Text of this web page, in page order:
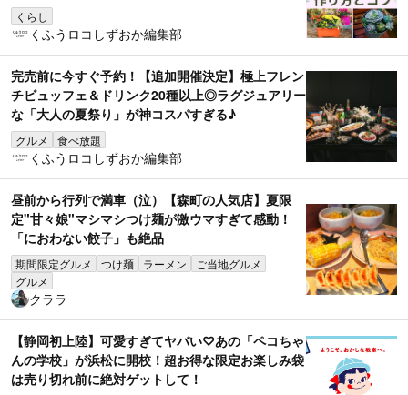
くらし
くふうロコしずおか編集部
完売前に今すぐ予約！【追加開催決定】極上フレン
チビュッフェ＆ドリンク20種以上◎ラグジュアリー
な「大人の夏祭り」が神コスパすぎる♪
グルメ 食べ放題
くふうロコしずおか編集部
昼前から行列で満車（泣）【森町の人気店】夏限
定"甘々娘"マシマシつけ麺が激ウマすぎて感動！
「におわない餃子」も絶品
期間限定グルメ つけ麺 ラーメン
ご当地グルメ
グルメ
クララ
【静岡初上陸】可愛すぎてヤバい♡あの「ペコちゃ
んの学校」が浜松に開校！超お得な限定お楽しみ袋
は売り切れ前に絶対ゲットして！